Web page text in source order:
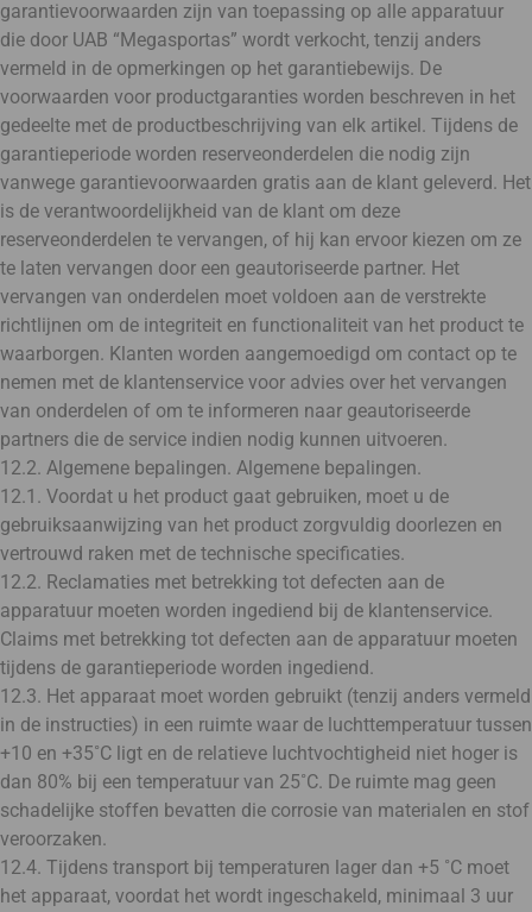
garantievoorwaarden zijn van toepassing op alle apparatuur
die door UAB “Megasportas” wordt verkocht, tenzij anders
vermeld in de opmerkingen op het garantiebewijs. De
voorwaarden voor productgaranties worden beschreven in het
gedeelte met de productbeschrijving van elk artikel. Tijdens de
garantieperiode worden reserveonderdelen die nodig zijn
vanwege garantievoorwaarden gratis aan de klant geleverd. Het
is de verantwoordelijkheid van de klant om deze
reserveonderdelen te vervangen, of hij kan ervoor kiezen om ze
te laten vervangen door een geautoriseerde partner. Het
vervangen van onderdelen moet voldoen aan de verstrekte
richtlijnen om de integriteit en functionaliteit van het product te
waarborgen. Klanten worden aangemoedigd om contact op te
nemen met de klantenservice voor advies over het vervangen
van onderdelen of om te informeren naar geautoriseerde
partners die de service indien nodig kunnen uitvoeren.
12.2. Algemene bepalingen. Algemene bepalingen.
12.1. Voordat u het product gaat gebruiken, moet u de
gebruiksaanwijzing van het product zorgvuldig doorlezen en
vertrouwd raken met de technische specificaties.
12.2. Reclamaties met betrekking tot defecten aan de
apparatuur moeten worden ingediend bij de klantenservice.
Claims met betrekking tot defecten aan de apparatuur moeten
tijdens de garantieperiode worden ingediend.
12.3. Het apparaat moet worden gebruikt (tenzij anders vermeld
in de instructies) in een ruimte waar de luchttemperatuur tussen
+10 en +35˚C ligt en de relatieve luchtvochtigheid niet hoger is
dan 80% bij een temperatuur van 25˚C. De ruimte mag geen
schadelijke stoffen bevatten die corrosie van materialen en stof
veroorzaken.
12.4. Tijdens transport bij temperaturen lager dan +5 ˚C moet
het apparaat, voordat het wordt ingeschakeld, minimaal 3 uur